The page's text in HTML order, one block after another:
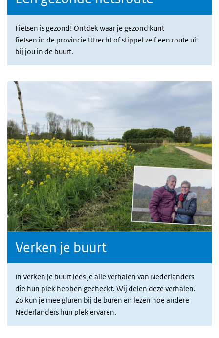
Fietsen is gezond! Ontdek waar je gezond kunt
fietsen in de provincie Utrecht of stippel zelf een route uit
bij jou in de buurt.
Verken je buurt
In Verken je buurt lees je alle verhalen van Nederlanders
die hun plek hebben gecheckt. Wij delen deze verhalen.
Zo kun je mee gluren bij de buren en lezen hoe andere
Nederlanders hun plek ervaren.